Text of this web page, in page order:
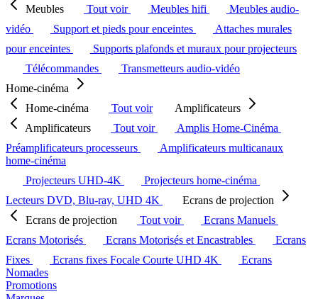
Meubles
Tout voir Meubles hifi
Meubles audio-
vidéo
Support et pieds pour enceintes
Attaches murales
pour enceintes
Supports plafonds et muraux pour projecteurs
Télécommandes
Transmetteurs audio-vidéo
Home-cinéma
Home-cinéma
Tout voir
Amplificateurs
Amplificateurs
Tout voir
Amplis Home-Cinéma
Préamplificateurs processeurs
Amplificateurs multicanaux
home-cinéma
Projecteurs UHD-4K
Projecteurs home-cinéma
Lecteurs DVD, Blu-ray, UHD 4K
Ecrans de projection
Ecrans de projection
Tout voir
Ecrans Manuels
Ecrans Motorisés
Ecrans Motorisés et Encastrables
Ecrans
Fixes
Ecrans fixes Focale Courte UHD 4K
Ecrans
Nomades
Promotions